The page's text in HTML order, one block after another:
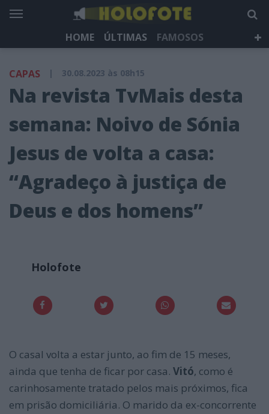
HOME ÚLTIMAS
FAMOSOS
HOLOFOTE TV
NEWSLETTER
CAPAS | 30.08.2023 às 08h15
Na revista TvMais desta
semana: Noivo de Sónia
Jesus de volta a casa:
“Agradeço à justiça de
Deus e dos homens”
Holofote
O casal volta a estar junto, ao fim de 15 meses,
ainda que tenha de ficar por casa. Vitó, como é
carinhosamente tratado pelos mais próximos, fica
em prisão domiciliária. O marido da ex-concorrente